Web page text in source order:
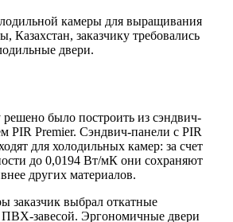
камеры для выращивания
Казахстан, заказчику требовались
двери.
было построить из сэндвич-
PIR Premier. Сэндвич-панели с PIR
для холодильных камер: за счет
до 0,0194 Вт/мК они сохраняют
других материалов.
заказчик выбрал откатные
ПВХ-завесой. Эргономичные двери